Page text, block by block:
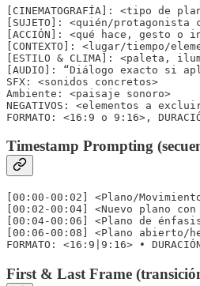
[CINEMATOGRAFÍA]: <tipo de
[SUJETO]: <quién/
[ACCIÓN]: <qué hace, gesto o
[CONTEXTO]: <lugar/tiempo/
[ESTILO & CLIMA]: <paleta,
[AUDIO]: “Diálogo exacto si
SFX: <sonidos concretos>
Ambiente: <paisaje sonoro>
NEGATIVOS: <elementos a
Timestamp Prompting
[00:00-00:02] <Plano/
[00:02-00:04] <Nuevo plano
[00:04-00:06] <Plano de
[00:06-00:08] <Plano abierto/
FORMATO: <16:9|9:16> •
First & Last Frame